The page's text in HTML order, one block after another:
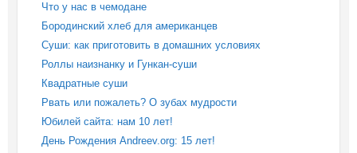
Что у нас в чемодане
Бородинский хлеб для американцев
Суши: как приготовить в домашних условиях
Роллы наизнанку и Гункан-суши
Квадратные суши
Рвать или пожалеть? О зубах мудрости
Юбилей сайта: нам 10 лет!
День Рождения Andreev.org: 15 лет!